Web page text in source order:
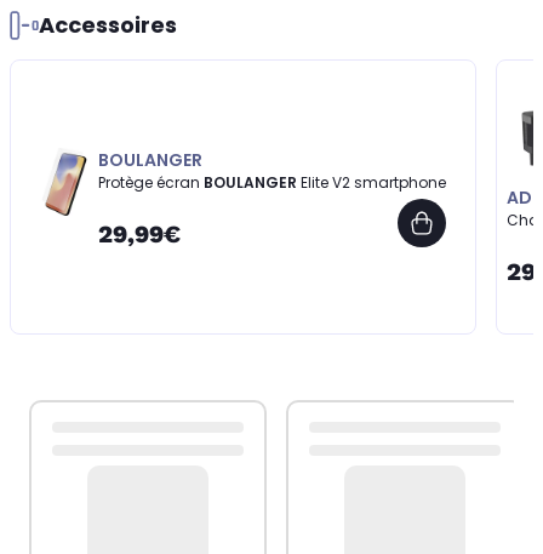
Accessoires
BOULANGER
Protège écran BOULANGER Elite V2 smartphone
29,99€